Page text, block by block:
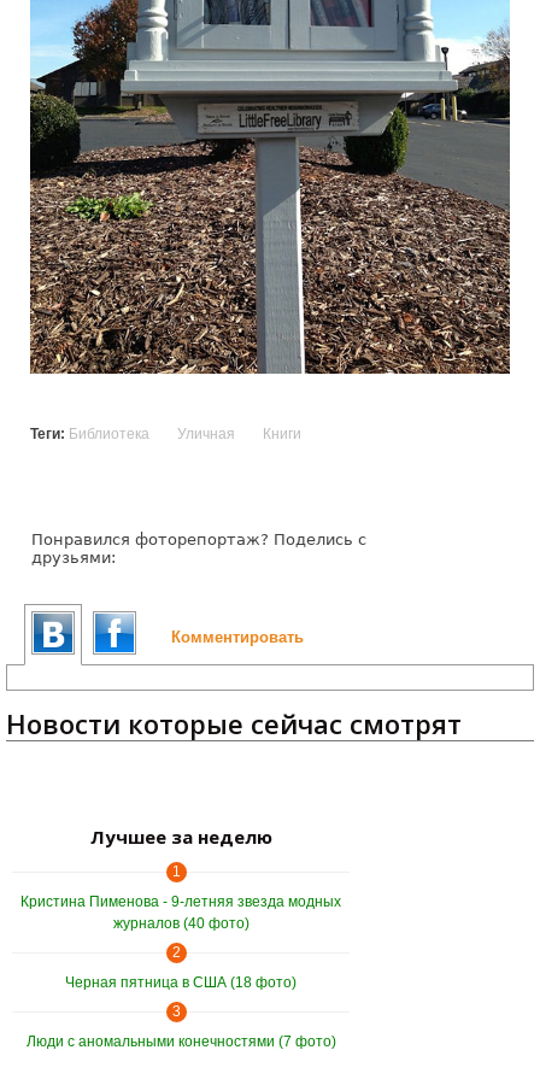
Теги: Библиотека Уличная Книги
Понравился фоторепортаж? Поделись с
друзьями:
Комментировать
Новости которые сейчас смотрят
Лучшее за неделю
1
Кристина Пименова - 9-летняя звезда модных
журналов (40 фото)
2
Черная пятница в США (18 фото)
3
Люди с аномальными конечностями (7 фото)